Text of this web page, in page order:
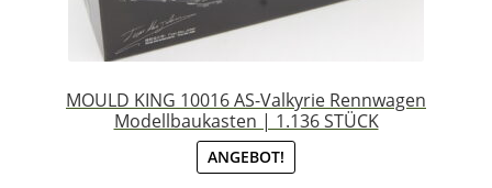
MOULD KING 10016 AS-Valkyrie Rennwagen
Modellbaukasten | 1.136 STÜCK
ANGEBOT!